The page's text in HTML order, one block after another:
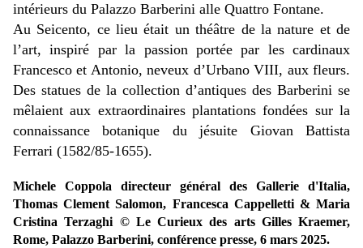
intérieurs du Palazzo Barberini alle Quattro Fontane.
Au Seicento, ce lieu était un théâtre de la nature et de
l’art, inspiré par la passion portée par les cardinaux
Francesco et Antonio, neveux d’Urbano VIII, aux fleurs.
Des statues de la collection d’antiques des Barberini se
mêlaient aux extraordinaires plantations fondées sur la
connaissance botanique du jésuite Giovan Battista
Ferrari (1582/85-1655).
Michele Coppola directeur général des Gallerie d'Italia,
Thomas Clement Salomon, Francesca Cappelletti & Maria
Cristina Terzaghi © Le Curieux des arts Gilles Kraemer,
Rome, Palazzo Barberini, conférence presse, 6 mars 2025.